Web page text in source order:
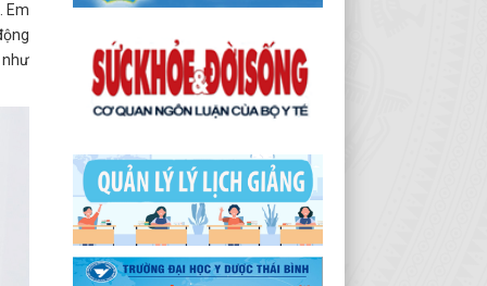
Em
như